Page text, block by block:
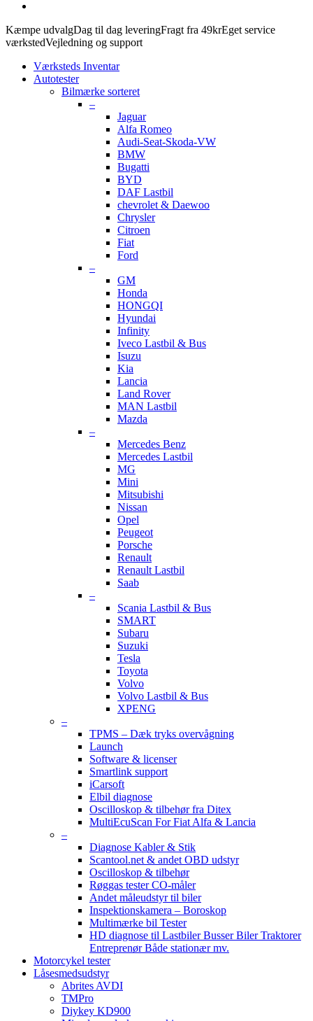
Kæmpe udvalgDag til dag leveringFragt fra 49krEget service
værkstedVejledning og support
Værksteds Inventar
Autotester
Bilmærke sorteret
–
Jaguar
Alfa Romeo
Audi-Seat-Skoda-VW
BMW
Bugatti
BYD
DAF Lastbil
chevrolet & Daewoo
Chrysler
Citroen
Fiat
Ford
–
GM
Honda
HONGQI
Hyundai
Infinity
Iveco Lastbil & Bus
Isuzu
Kia
Lancia
Land Rover
MAN Lastbil
Mazda
–
Mercedes Benz
Mercedes Lastbil
MG
Mini
Mitsubishi
Nissan
Opel
Peugeot
Porsche
Renault
Renault Lastbil
Saab
–
Scania Lastbil & Bus
SMART
Subaru
Suzuki
Tesla
Toyota
Volvo
Volvo Lastbil & Bus
XPENG
–
TPMS – Dæk tryks overvågning
Launch
Software & licenser
Smartlink support
iCarsoft
Elbil diagnose
Oscilloskop & tilbehør fra Ditex
MultiEcuScan For Fiat Alfa & Lancia
–
Diagnose Kabler & Stik
Scantool.net & andet OBD udstyr
Oscilloskop & tilbehør
Røggas tester CO-måler
Andet måleudstyr til biler
Inspektionskamera – Boroskop
Multimærke bil Tester
HD diagnose til Lastbiler Busser Biler Traktorer
Entreprenør Både stationær mv.
Motorcykel tester
Låsesmedsudstyr
Abrites AVDI
TMPro
Diykey KD900